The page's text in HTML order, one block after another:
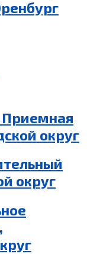
Приемная
округ
округ